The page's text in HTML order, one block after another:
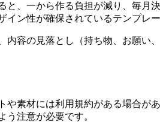
と、一から作る負担が減り、毎月
イン性が確保されているテンプレ
内容の見落とし（持ち物、お願い
や素材には利用規約がある場合が
う注意が必要です。